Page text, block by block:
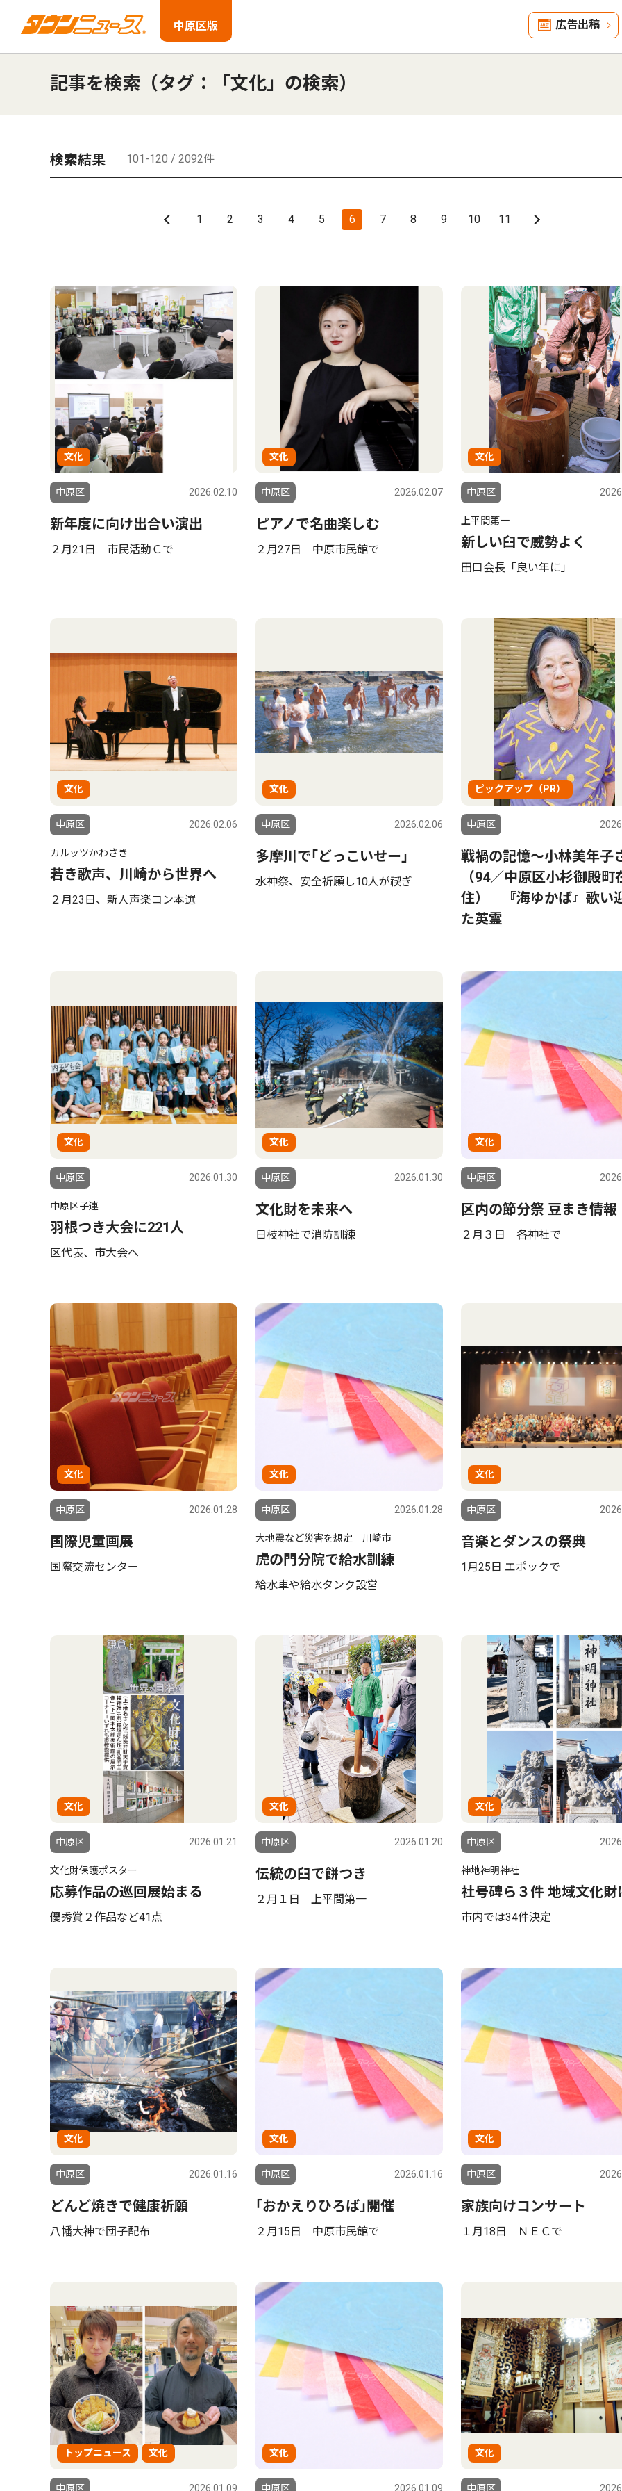
中原区版 広告出稿
記事を検索（タグ：「文化」の検索）
検索結果 101-120 / 2092件
1 2 3 4 5 6 7 8 9 10 11
文化
中原区 2026.02.10
新年度に向け出合い演出
２月21日 市民活動Ｃで
文化
中原区 2026.02.07
ピアノで名曲楽しむ
２月27日 中原市民館で
文化
中原区
上平間第一
新しい臼で威勢よく
田口会長「良い年に」
文化
中原区 2026.02.06
カルッツかわさき
若き歌声、川崎から世界へ
２月23日、新人声楽コン本選
文化
中原区 2026.02.06
多摩川で｢どっこいせー｣
水神祭、安全祈願し10人が禊ぎ
ピックアップ（PR）
中原区
戦禍の記憶〜小林美年子
（94／中原区小杉御殿町
住） 『海ゆかば』歌い
た英霊
文化
中原区 2026.01.30
中原区子連
羽根つき大会に221人
区代表、市大会へ
文化
中原区 2026.01.30
文化財を未来へ
日枝神社で消防訓練
文化
中原区
区内の節分祭 豆まき情報
２月３日 各神社で
文化
中原区 2026.01.28
国際児童画展
国際交流センター
文化
中原区 2026.01.28
大地震など災害を想定 川崎市
虎の門分院で給水訓練
給水車や給水タンク設営
文化
中原区
音楽とダンスの祭典
1月25日 エポックで
文化
中原区 2026.01.21
文化財保護ポスター
応募作品の巡回展始まる
優秀賞２作品など41点
文化
中原区 2026.01.20
伝統の臼で餅つき
２月１日 上平間第一
文化
中原区
神地神明神社
社号碑ら３件 地域文化財
市内では34件決定
文化
中原区 2026.01.16
どんど焼きで健康祈願
八幡大神で団子配布
文化
中原区 2026.01.16
｢おかえりひろば｣開催
２月15日 中原市民館で
文化
中原区
家族向けコンサート
１月18日 ＮＥＣで
トップニュース 文化
中原区 2026.01.09
文化
中原区 2026.01.09
文化
中原区